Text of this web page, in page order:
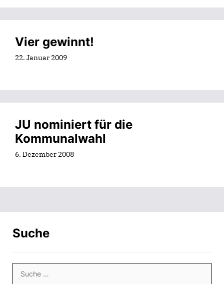
Vier gewinnt!
22. Januar 2009
JU nominiert für die
Kommunalwahl
6. Dezember 2008
Suche
nach: